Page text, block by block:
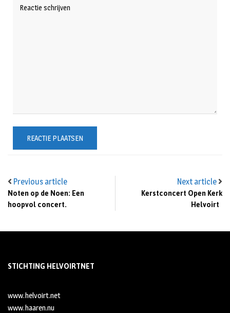
Previous article
Noten op de Noen: Een
hoopvol concert.
Next article
Kerstconcert Open Kerk
Helvoirt
STICHTING HELVOIRTNET
www.helvoirt.net
www.haaren.nu